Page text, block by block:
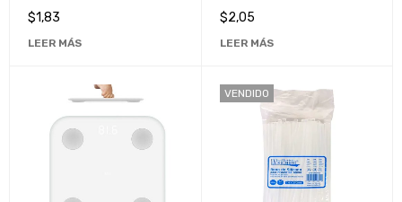
Almacenamiento de
Documentos de Alta
Calidad
$1,83
LEER MÁS
Organizador de
Documentos de Alta
Calidad
$2,05
LEER MÁS
VENDIDO